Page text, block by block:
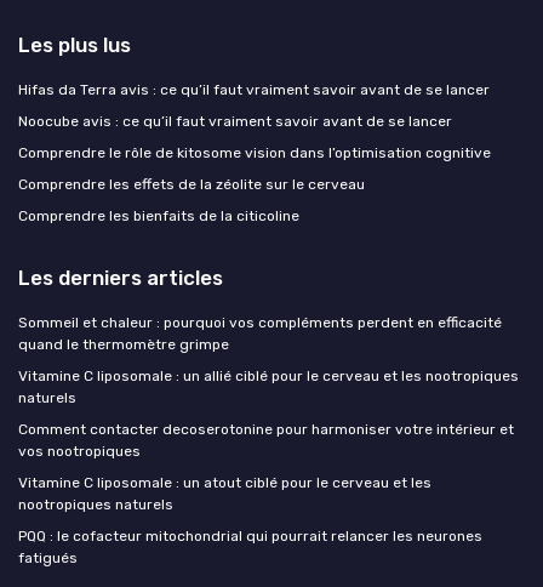
Les plus lus
Hifas da Terra avis : ce qu’il faut vraiment savoir avant de se lancer
Noocube avis : ce qu’il faut vraiment savoir avant de se lancer
Comprendre le rôle de kitosome vision dans l’optimisation cognitive
Comprendre les effets de la zéolite sur le cerveau
Comprendre les bienfaits de la citicoline
Les derniers articles
Sommeil et chaleur : pourquoi vos compléments perdent en efficacité
quand le thermomètre grimpe
Vitamine C liposomale : un allié ciblé pour le cerveau et les nootropiques
naturels
Comment contacter decoserotonine pour harmoniser votre intérieur et
vos nootropiques
Vitamine C liposomale : un atout ciblé pour le cerveau et les
nootropiques naturels
PQQ : le cofacteur mitochondrial qui pourrait relancer les neurones
fatigués